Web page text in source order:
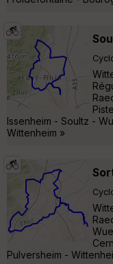
Issenheim - Soultz -
Wittenheim »
Pulversheim -